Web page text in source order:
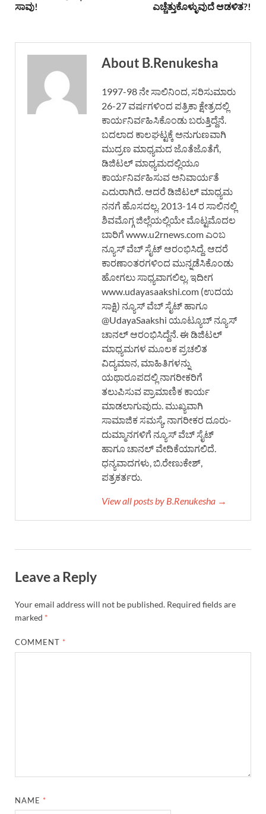
ಸಾವು!
ಎಚ್ಚೆತ್ತುಕೊಳ್ಳುವುದೆ ಆಡಳಿತ?!
About B.Renukesha
1997-98 ನೇ ಸಾಲಿನಿಂದ, ಸರಿಸುಮಾರು
26-27 ವರ್ಷಗಳಿಂದ ಪತ್ರಿಕಾ ಕ್ಷೇತ್ರದಲ್ಲಿ
ಕಾರ್ಯನಿರ್ವಹಿಸಿಕೊಂಡು ಬರುತ್ತಿದ್ದೆನೆ.
ಬದಲಾದ ಕಾಲಘಟ್ಟಕ್ಕೆ ಅನುಗುಣವಾಗಿ
ಮುದ್ರಣ ಮಾಧ್ಯಮದ ಜೊತೆಜೊತೆಗೆ,
ಡಿಜಿಟಲ್ ಮಾಧ್ಯಮದಲ್ಲಿಯೂ
ಕಾರ್ಯನಿರ್ವಹಿಸುವ ಅನಿವಾರ್ಯತೆ
ಎದುರಾಗಿದೆ. ಆದರೆ ಡಿಜಿಟಲ್ ಮಾಧ್ಯಮ
ನನಗೆ ಹೊಸದಲ್ಲ. 2013-14 ರ ಸಾಲಿನಲ್ಲಿ
ಶಿವಮೊಗ್ಗ ಜಿಲ್ಲೆಯಲ್ಲಿಯೇ ಮೊಟ್ಟಮೊದಲ
ಬಾರಿಗೆ www.u2rnews.com ಎಂಬ
ನ್ಯೂಸ್ ವೆಬ್ ಸೈಟ್ ಆರಂಭಿಸಿದ್ದೆ. ಆದರೆ
ಕಾರಣಾಂತರಗಳಿಂದ ಮುನ್ನಡೆಸಿಕೊಂಡು
ಹೋಗಲು ಸಾಧ್ಯವಾಗಲಿಲ್ಲ. ಇದೀಗ
www.udayasaakshi.com (ಉದಯ
ಸಾಕ್ಷಿ) ನ್ಯೂಸ್ ವೆಬ್ ಸೈಟ್ ಹಾಗೂ
@UdayaSaakshi ಯೂಟ್ಯೂಬ್ ನ್ಯೂಸ್
ಚಾನಲ್ ಆರಂಭಿಸಿದ್ದೆನೆ. ಈ ಡಿಜಿಟಲ್
ಮಾಧ್ಯಮಗಳ ಮೂಲಕ ಪ್ರಚಲಿತ
ವಿದ್ಯಮಾನ, ಮಾಹಿತಿಗಳನ್ನು
ಯಥಾರೂಪದಲ್ಲಿ ನಾಗರೀಕರಿಗೆ
ತಲುಪಿಸುವ ಪ್ರಾಮಾಣಿಕ ಕಾರ್ಯ
ಮಾಡಲಾಗುವುದು. ಮುಖ್ಯವಾಗಿ
ಸಾಮಾಜಿಕ ಸಮಸ್ಯೆ, ನಾಗರೀಕರ ದೂರು-
ದುಮ್ಮಾನಗಳಿಗೆ ನ್ಯೂಸ್ ವೆಬ್ ಸೈಟ್
ಹಾಗೂ ಚಾನಲ್ ವೇದಿಕೆಯಾಗಲಿದೆ.
ಧನ್ಯವಾದಗಳು, ಬಿ.ರೇಣುಕೇಶ್,
ಪತ್ರಕರ್ತರು.
View all posts by B.Renukesha →
Leave a Reply
Your email address will not be published. Required fields are
marked *
COMMENT *
NAME *